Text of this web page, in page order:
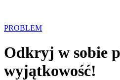
PROBLEM
Odkryj w sobie
wyjątkowość!